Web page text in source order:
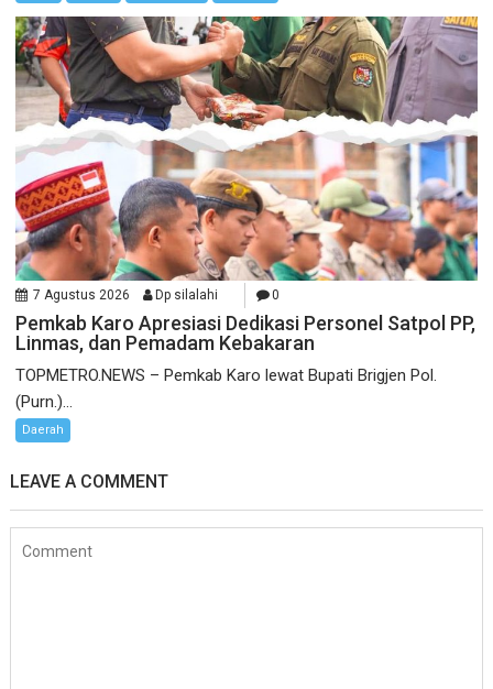
7 Agustus 2026 Dp silalahi 0
Pemkab Karo Apresiasi Dedikasi Personel Satpol PP,
Linmas, dan Pemadam Kebakaran
TOPMETRO.NEWS – Pemkab Karo lewat Bupati Brigjen Pol.
(Purn.)...
Daerah
LEAVE A COMMENT